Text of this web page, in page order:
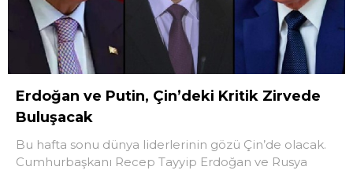
Erdoğan ve Putin, Çin’deki Kritik Zirvede
Buluşacak
Bu hafta sonu dünya liderlerinin gözü Çin’de olacak.
Cumhurbaşkanı Recep Tayyip Erdoğan ve Rusya